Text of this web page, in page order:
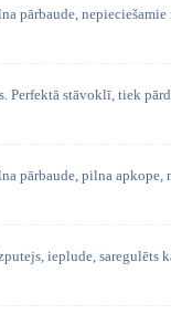
pārbaude,
Perfektā stāvoklī, tiek
pārbaude, pilna apkope,
ieplude, saregulēts